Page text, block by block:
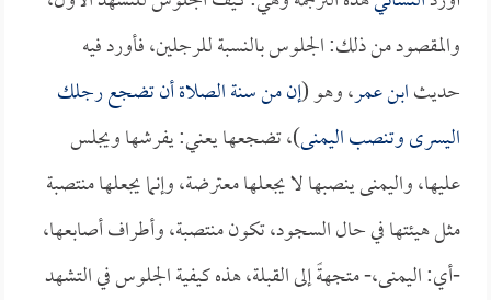
والمقصود من ذلك: الجلوس بالنسبة للرجلين، فأورد فيه
حديثابن عمر، وهو (إن من سنة الصلاة أن تضجع رجلك
اليسرى وتنصب اليمنى)، تضجعها يعني: يفرشها ويجلس
عليها، واليمنى ينصبها لا يجعلها معترضة، وإنما يجعلها منتصبة
مثل هيئتها في حال السجود، تكون منتصبة، وأطراف أصابعها،
-أي: اليمنى،- متجهةً إلى القبلة، هذه كيفية الجلوس في التشهد